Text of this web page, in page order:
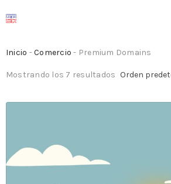
Inicio -Comercio - Premium Domains
Mostrando los 7 resultados